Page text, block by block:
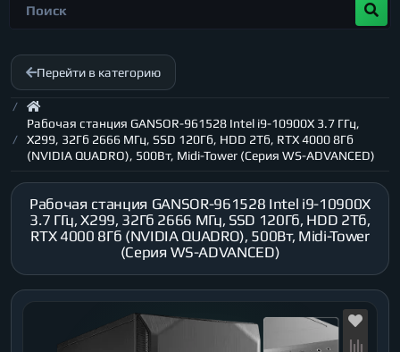
Перейти в категорию
Рабочая станция GANSOR-961528 Intel i9-10900X 3.7 ГГц,
X299, 32Гб 2666 МГц, SSD 120Гб, HDD 2Тб, RTX 4000 8Гб
(NVIDIA QUADRO), 500Вт, Midi-Tower (Серия WS-ADVANCED)
Рабочая станция GANSOR-961528 Intel i9-10900X
3.7 ГГц, X299, 32Гб 2666 МГц, SSD 120Гб, HDD 2Тб,
RTX 4000 8Гб (NVIDIA QUADRO), 500Вт, Midi-Tower
(Серия WS-ADVANCED)